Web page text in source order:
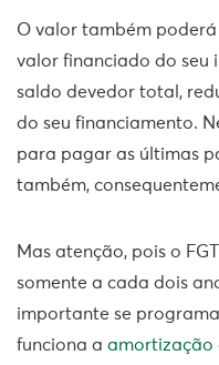
O valor também
valor financiado do seu
saldo devedor total,
do seu financiamento.
para pagar as últimas
também,
Mas atenção, pois o
somente a cada dois
importante se
funciona a amortização